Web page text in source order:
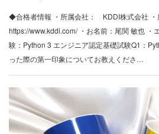
◆合格者情報 ・所属会社： KDDI株式会社
https://www.kddi.com/ ・お名前：尾関 敏也 ・
験：Python 3 エンジニア認定基礎試験Q1：
った際の第一印象についてお教えくださ…